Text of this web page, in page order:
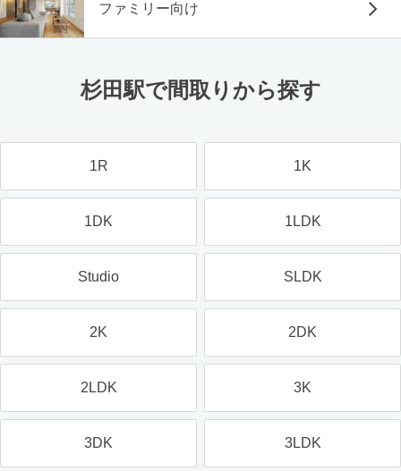
ファミリー向け
杉田駅で間取りから探す
1R 1K
1DK 1LDK
Studio SLDK
2K 2DK
2LDK 3K
3DK 3LDK